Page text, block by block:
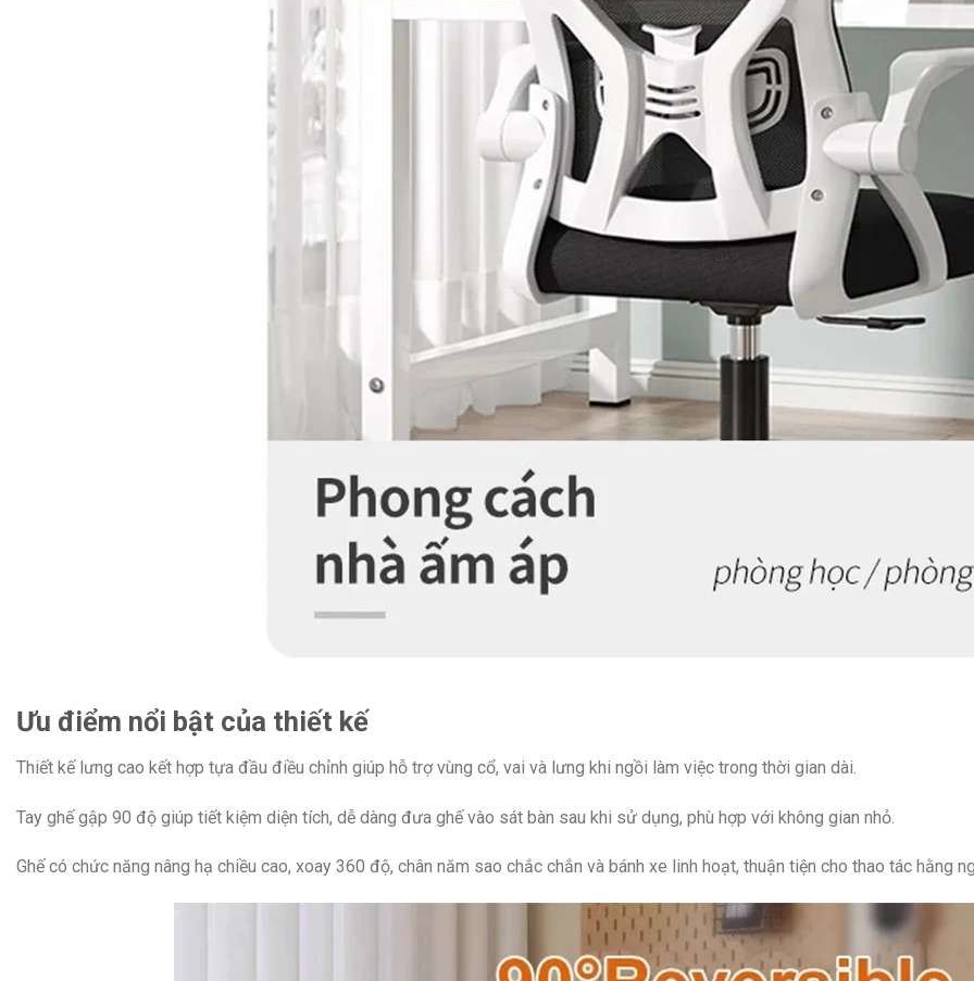
Ưu điểm nổi bật của thiết kế
Thiết kế lưng cao kết hợp tựa đầu điều chỉnh giúp hỗ trợ vùng cổ, vai và lưng khi ngồi làm việc trong thời gian dài.
Tay ghế gập 90 độ giúp tiết kiệm diện tích, dễ dàng đưa ghế vào sát bàn sau khi sử dụng, phù hợp với không gian nhỏ.
Ghế có chức năng nâng hạ chiều cao, xoay 360 độ, chân năm sao chắc chắn và bánh xe linh hoạt, thuận tiện cho thao tác hằng